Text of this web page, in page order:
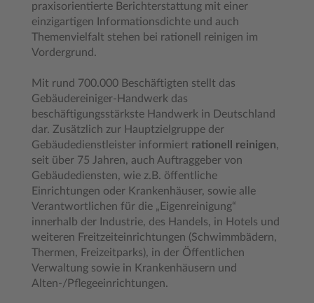
praxisorientierte Berichterstattung mit einer
einzigartigen Informationsdichte und auch
Themenvielfalt stehen bei rationell reinigen im
Vordergrund.
Mit rund 700.000 Beschäftigten stellt das
Gebäudereiniger-Handwerk das
beschäftigungsstärkste Handwerk in Deutschland
dar. Zusätzlich zur Hauptzielgruppe der
Gebäudedienstleister informiert rationell reinigen,
seit über 75 Jahren, auch Auftraggeber von
Gebäudediensten, wie z.B. öffentliche
Einrichtungen oder Krankenhäuser, sowie alle
Verantwortlichen für die „Eigenreinigung“
innerhalb der Industrie, des Handels, in Hotels und
weiteren Freitzeiteinrichtungen (Schwimmbädern,
Thermen, Freizeitparks), in der Öffentlichen
Verwaltung sowie in Krankenhäusern und
Alten-/Pflegeeinrichtungen.